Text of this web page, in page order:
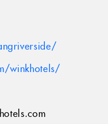
winkhotels/